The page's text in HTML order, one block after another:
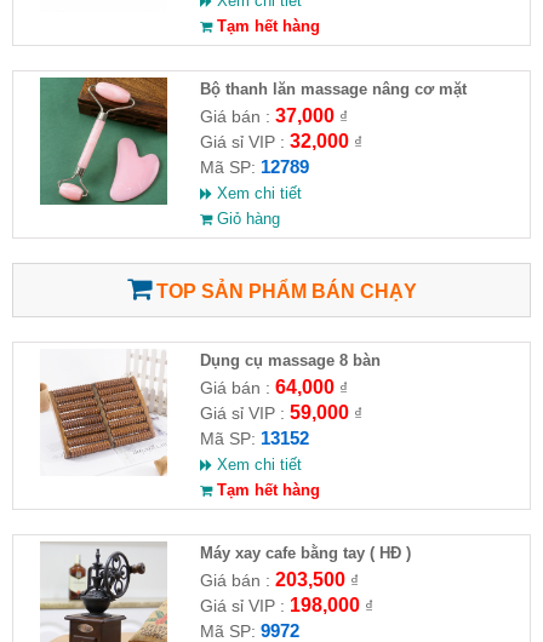
Tạm hết hàng
Bộ thanh lăn massage nâng cơ mặt
Giá bán : 37,000₫
Giá sỉ VIP : 32,000₫
Mã SP: 12789
Xem chi tiết
Giỏ hàng
TOP SẢN PHẨM BÁN CHẠY
Dụng cụ massage 8 bàn
Giá bán : 64,000₫
Giá sỉ VIP : 59,000₫
Mã SP: 13152
Xem chi tiết
Tạm hết hàng
Máy xay cafe bằng tay ( HĐ )
Giá bán : 203,500₫
Giá sỉ VIP : 198,000₫
Mã SP: 9972